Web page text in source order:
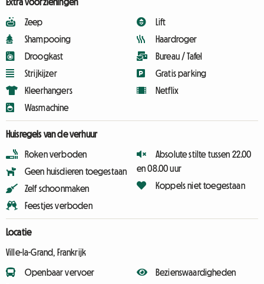
Zeep
Shampooing
Droogkast
Strijkijzer
Kleerhangers
Wasmachine
Lift
Haardroger
Bureau / Tafel
Gratis parking
Netflix
Huisregels van de verhuur
Roken verboden
Geen huisdieren toegestaan
Zelf schoonmaken
Feestjes verboden
Absolute stilte tussen 22.00
en 08.00 uur
Koppels niet toegestaan
Locatie
Ville-la-Grand, Frankrijk
Openbaar vervoer
Bezienswaardigheden